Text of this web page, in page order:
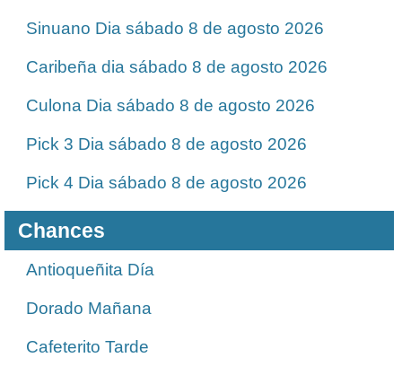
Sinuano Dia sábado 8 de agosto 2026
Caribeña dia sábado 8 de agosto 2026
Culona Dia sábado 8 de agosto 2026
Pick 3 Dia sábado 8 de agosto 2026
Pick 4 Dia sábado 8 de agosto 2026
Chances
Antioqueñita Día
Dorado Mañana
Cafeterito Tarde